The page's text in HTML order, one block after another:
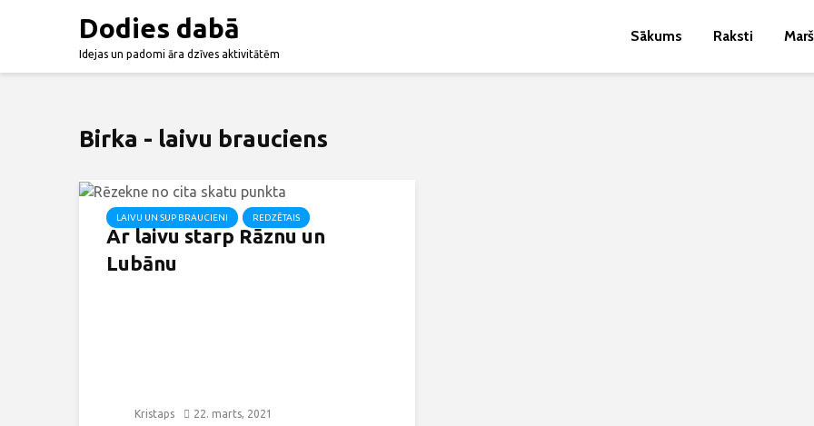
Dodies dabā
Idejas un padomi āra dzīves aktivitātēm
Sākums Raksti
Birka - laivu brauciens
LAIVU UN SUP BRAUCIENI REDZĒTAIS
Ar laivu starp Rāznu un
Lubānu
Kristaps 22. marts, 2021